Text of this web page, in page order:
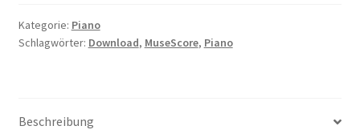
Kategorie: Piano
Schlagwörter: Download, MuseScore, Piano
Beschreibung